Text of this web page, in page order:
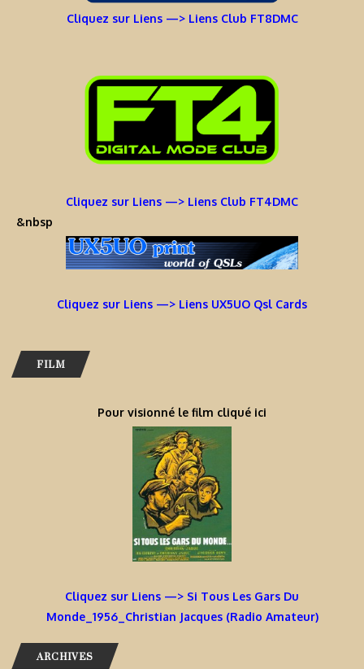
Cliquez sur Liens —> Liens Club FT8DMC
Cliquez sur Liens —> Liens Club FT4DMC
&nbsp
Cliquez sur Liens —> Liens UX5UO Qsl Cards
FILM
Pour visionné le film cliqué ici
Cliquez sur Liens —> Si Tous Les Gars Du
Monde_1956_Christian Jacques (Radio Amateur)
ARCHIVES